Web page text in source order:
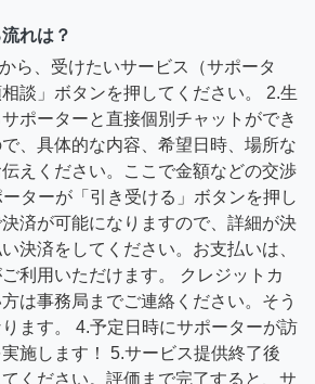
れは？
ら、受けたいサービス（サポータ
談」ボタンを押してください。 2.生
ポーターと直接個別チャットができ
、具体的な内容、希望日時、場所な
えください。ここで金額などの交渉
ターが「引き受ける」ボタンを押し
済が可能になりますので、詳細が決
決済をしてください。お支払いは、
利用いただけます。 クレジットカ
は事務局までご連絡ください。そう
ます。 4.予定日時にサポーターが訪
施します！ 5.サービス提供終了後
ください。評価まで完了すると、サ